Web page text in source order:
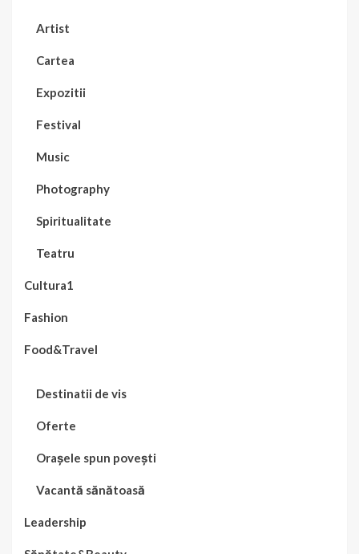
Artist
Cartea
Expozitii
Festival
Music
Photography
Spiritualitate
Teatru
Cultura1
Fashion
Food&Travel
Destinatii de vis
Oferte
Orașele spun povești
Vacantă sănătoasă
Leadership